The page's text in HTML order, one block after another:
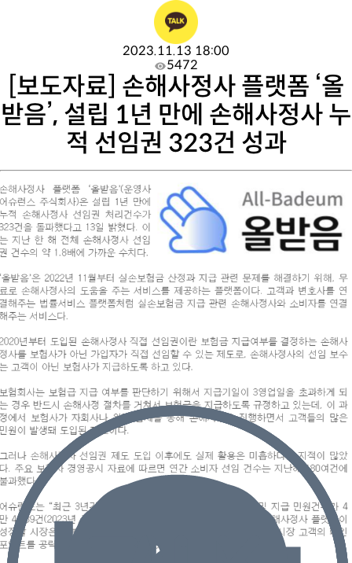
2023.11.13 18:00
5472
[보도자료] 손해사정사 플랫폼 ‘올
받음’, 설립 1년 만에 손해사정사 누
적 선임권 323건 성과